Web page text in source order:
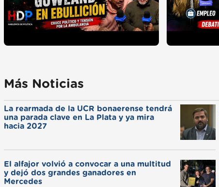
Más Noticias
La rearmada de la UCR bonaerense tendrá
una parada clave en La Plata y ya mira
hacia 2027
El alfajor volvió a convocar a una multitud
y dejó dos grandes ganadores en
Mercedes